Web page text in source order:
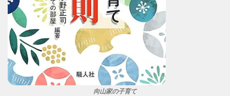
向山家の子育て